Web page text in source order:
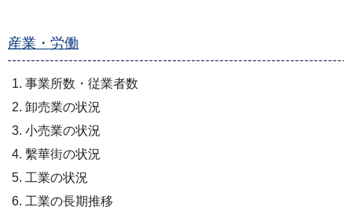
産業・労働
事業所数・従業者数
卸売業の状況
小売業の状況
繫華街の状況
工業の状況
工業の長期推移